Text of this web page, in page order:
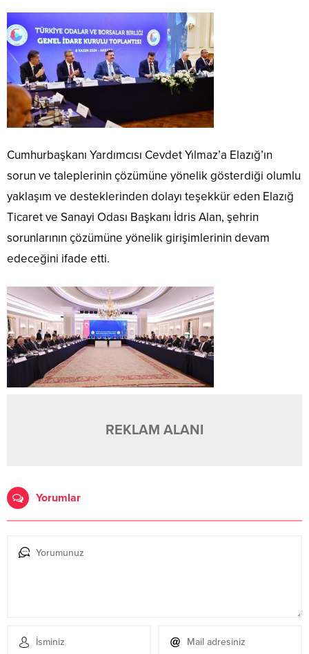
Cumhurbaşkanı Yardımcısı Cevdet Yılmaz’a Elazığ’ın
sorun ve taleplerinin çözümüne yönelik gösterdiği olumlu
yaklaşım ve desteklerinden dolayı teşekkür eden Elazığ
Ticaret ve Sanayi Odası Başkanı İdris Alan, şehrin
sorunlarının çözümüne yönelik girişimlerinin devam
edeceğini ifade etti.
REKLAM ALANI
Yorumlar